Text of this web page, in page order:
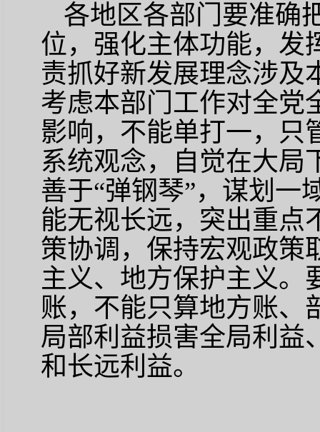
各地区各部门要准确
位，强化主体功能，发
责抓好新发展理念涉及
考虑本部门工作对全党
影响，不能单打一，只
系统观念，自觉在大局
善于“弹钢琴”，谋划一
能无视长远，突出重点
策协调，保持宏观政策
主义、地方保护主义。
账，不能只算地方账、
局部利益损害全局利益
和长远利益。